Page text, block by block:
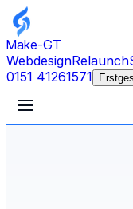
Make-GT
WebdesignRelaunch
0151 41261571